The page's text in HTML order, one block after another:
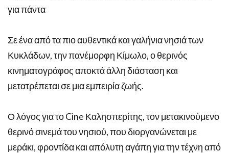
για πάντα
Σε ένα από τα πιο αυθεντικά και γαλήνια νησιά των
Κυκλάδων, την πανέμορφη Κίμωλο, ο θερινός
κινηματογράφος αποκτά άλλη διάσταση και
μετατρέπεται σε μια εμπειρία ζωής.
Ο λόγος για το Cine Καλησπερίτης, τον μετακινούμενο
θερινό σινεμά του νησιού, που διοργανώνεται με
μεράκι, φροντίδα και απόλυτη αγάπη για την τέχνη από